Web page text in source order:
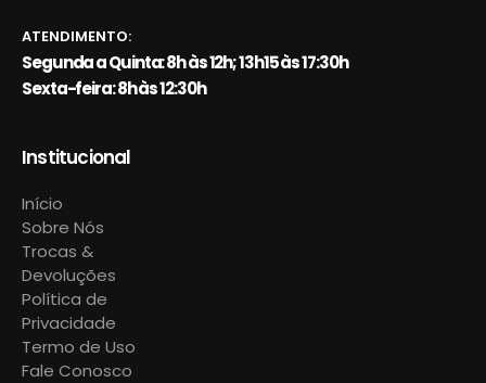
ATENDIMENTO:
Segunda a Quinta: 8h às 12h; 13h15 às 17:30h
Sexta-feira: 8h às 12:30h
Institucional
Início
Sobre Nós
Trocas &
Devoluções
Política de
Privacidade
Termo de Uso
Fale Conosco